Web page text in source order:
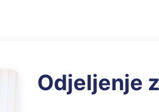
Odjeljenje